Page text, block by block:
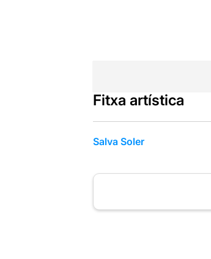
Fitxa artística
Salva Soler